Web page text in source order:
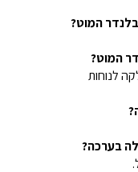
המוט?
המוט?
לנוחות
בערכה?